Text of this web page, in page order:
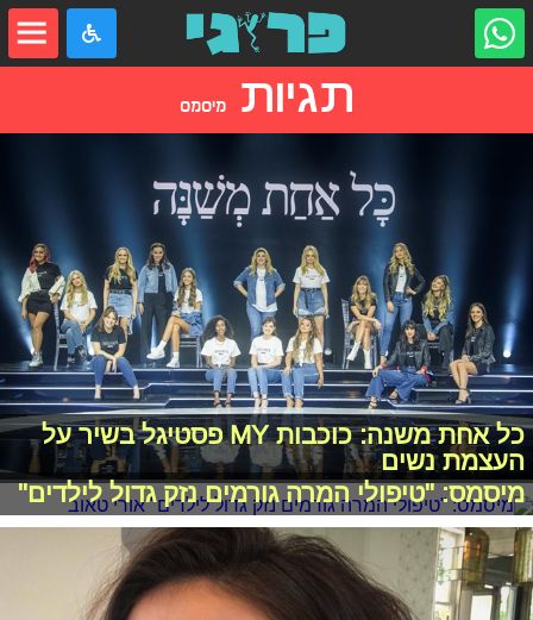
תגיותמיסמס
כל אחת משנה: כוכבות MY פסטיגל בשיר על
העצמת נשים
מיסמס: "טיפולי המרה גורמים נזק גדול לילדים"